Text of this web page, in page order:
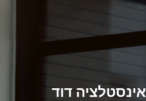
אינסטלציה דוד